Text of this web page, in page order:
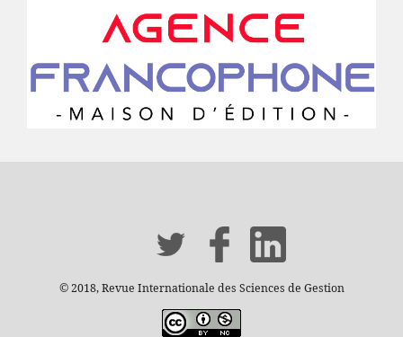
© 2018, Revue Internationale des Sciences de Gestion